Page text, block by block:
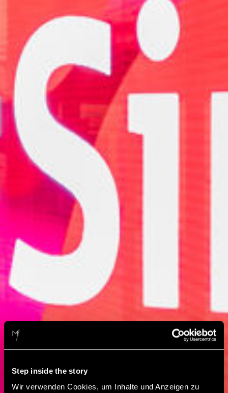
Step inside the story
Wir verwenden Cookies, um Inhalte und Anzeigen zu